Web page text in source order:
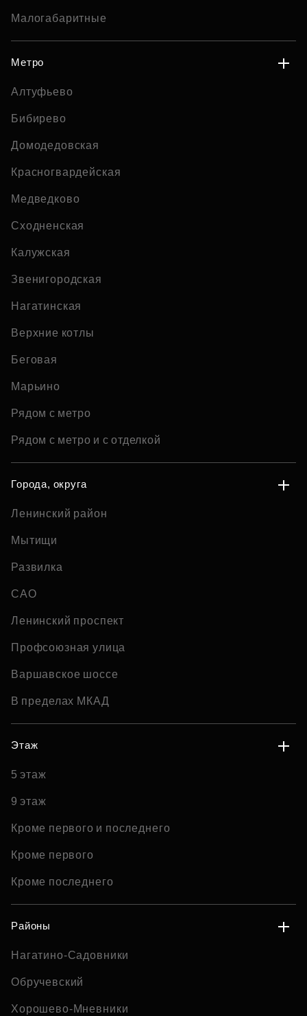
Малогабаритные
Метро
Алтуфьево
Бибирево
Домодедовская
Красногвардейская
Медведково
Сходненская
Калужская
Звенигородская
Нагатинская
Верхние котлы
Беговая
Марьино
Рядом с метро
Рядом с метро и с отделкой
Города, округа
Ленинский район
Мытищи
Развилка
САО
Ленинский проспект
Профсоюзная улица
Варшавское шоссе
В пределах МКАД
Этаж
5 этаж
9 этаж
Кроме первого и последнего
Кроме первого
Кроме последнего
Районы
Нагатино-Садовники
Обручевский
Хорошево-Мневники